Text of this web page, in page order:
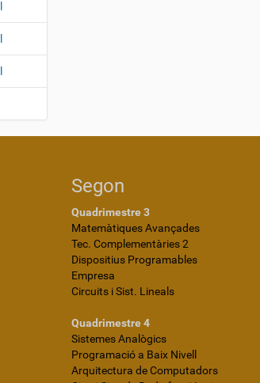
Segon
Quadrimestre 3
Matemàtiques Avançades
Tec. Complementàries 2
Dispositius Programables
Empresa
Circuits i Sist. Lineals
Quadrimestre 4
Sistemes Analògics
Programació a Baix Nivell
Arquitectura de Computadors